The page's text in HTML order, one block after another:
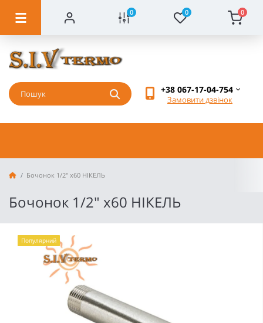
0 0 0
+38 067-17-04-754
Замовити дзвінок
Бочонок 1/2" х60 НІКЕЛЬ
Бочонок 1/2" х60 НІКЕЛЬ
Популярний